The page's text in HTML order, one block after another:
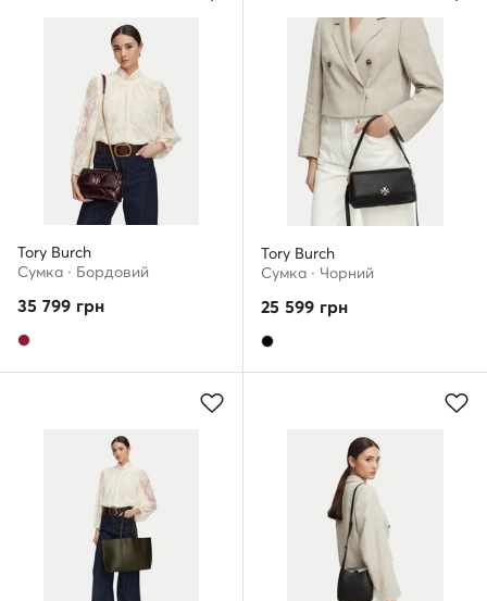
Tory Burch
Сумка · Бордовий
35 799 грн
Tory Burch
Сумка · Чорний
25 599 грн